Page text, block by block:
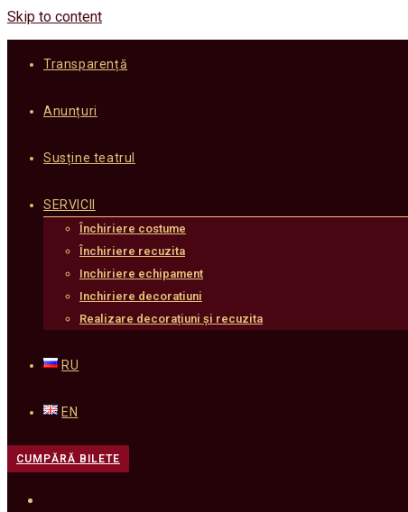
Skip to content
Transparență
Anunțuri
Susține teatrul
SERVICII
Închiriere costume
Închiriere recuzita
Inchiriere echipament
Inchiriere decoratiuni
Realizare decorațiuni și recuzita
RU
EN
CUMPĂRĂ BILETE